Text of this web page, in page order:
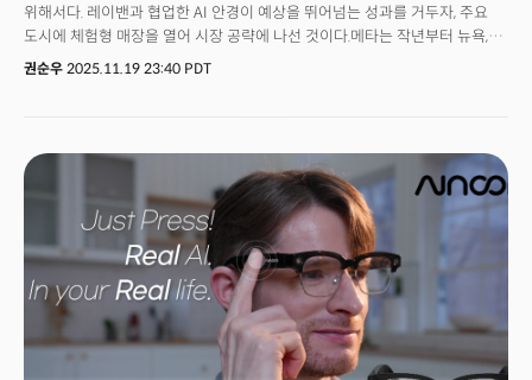
위해서다. 레이밴과 협업한 AI 안경이 예상을 뛰어넘는 성과를 거두자, 주요
도시에 체험형 매장을 열어 시장 공략에 나선 것이다.메타는 작년부터 뉴욕,
로스앤젤레스, 라스베가스 등에 팝업 스토어를 잇달아 오픈했다. 메타는 지난
스케이트보드 테마로 꾸며져 있으며, 전신 거울과 무료 커피·쿠키 제공 코너,
안경 케이스 각인 서비스 등을 갖췄다.매트 제이콥슨 메타 AI 웨어러블
부사장은 월스트리트저널(WSJ)과의 인터뷰에서 "고객들이 매장에서 사진을
찍고 친구들과 시간을 보내길 원한다"며 "효율적인 판매 공간이 아닌,
사람들이 머물고 싶어 하는 공간을 만들고자 했다"고 설명했다. 매장 입지도
전략적이다. 선정했다. 뉴욕은 5번가, 라스베가스는 윈 호텔, LA는 멜로즈
애비뉴 등 유동 인구가 많은 프리미엄 상권에 매장을 배치했다. LA 매장은
팝업이 아닌 영구 매장으로 운영 중이다.메타의 공격적인 오프라인 확장은 AI
글라스 시장에서의 성공에 기반하고 있다. 2021년 첫 출시 당시 실패를
겪었던 레이밴 스마트 안경은 지난해 AI 기능을 대폭 강화한 신제품으로
권순우 2025.11.19 23:40 PDT